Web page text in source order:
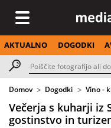
AKTUALNO DOGODKI
Domov Dogodki Vino -
Večerja s kuharji iz
gostinstvo in